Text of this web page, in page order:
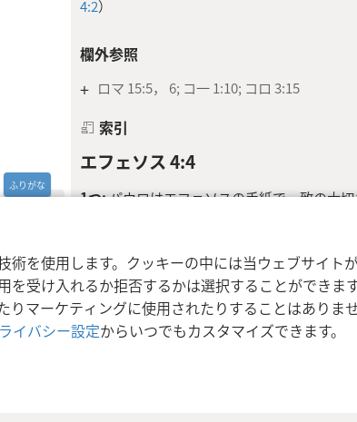
を使用します。クッキーの中には当ウェブサイト
受け入れるか拒否するかは選択することができま
マーケティングに使用されたりすることはありま
イバシー設定からいつでもカスタマイズできます。
4:2）
欄外参照
+ ロマ 15:5， 6; コ一 1:10; コロ 3:15
索引
エフェソス 4:4
1つ:パウロはエフェソスの手紙で一致の大
体は1つ:クリスチャンの会衆のこと。人体に
イエス･キリストがこの比喩的な体の「頭」
聖なる力は1つ:神の聖なる力のこと。（コ一